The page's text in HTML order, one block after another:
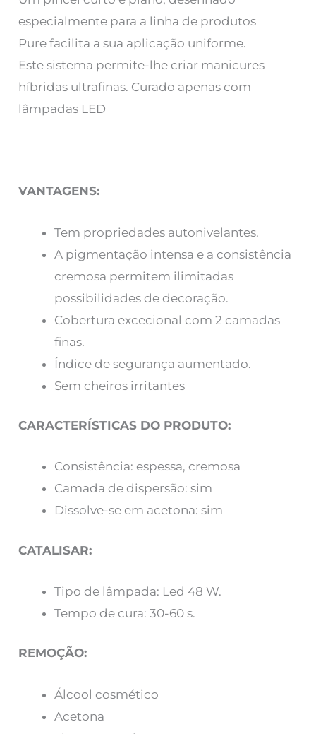
especialmente para a linha de produtos
Pure facilita a sua aplicação uniforme.
Este sistema permite-lhe criar manicures
híbridas ultrafinas. Curado apenas com
lâmpadas LED
VANTAGENS:
Tem propriedades autonivelantes.
A pigmentação intensa e a consistência
cremosa permitem ilimitadas
possibilidades de decoração.
Cobertura excecional com 2 camadas
finas.
Índice de segurança aumentado.
Sem cheiros irritantes
CARACTERÍSTICAS DO PRODUTO:
Consistência: espessa, cremosa
Camada de dispersão: sim
Dissolve-se em acetona: sim
CATALISAR:
Tipo de lâmpada: Led 48 W.
Tempo de cura: 30-60 s.
REMOÇÃO:
Álcool cosmético
Acetona